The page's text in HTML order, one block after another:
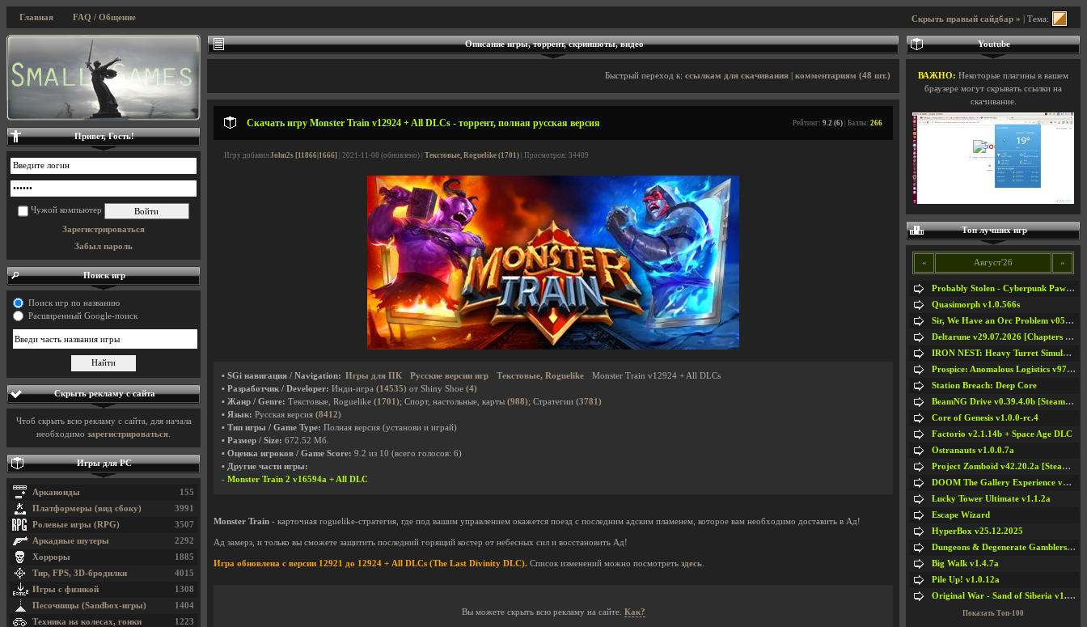
Скрыть правый сайдбар » | Тема:
Главная FAQ / Общение
Описание игры, торрент, скриншоты, видео
Быстрый переход к: ссылкам для скачивания комментариям (48 шт.)
Скачать игру Monster Train v12924 + All DLCs - торрент, полная русская версия Рейтинг: 9.2 (6) | Баллы: 266
Игру добавил John2s [11866|1666] | 2021-11-08 (обновлено) | Текстовые, Roguelike (1701) | Просмотров: 34409
• SGi навигация / Navigation: Игры для ПК Русские версии игр Текстовые, Roguelike
Monster Train v12924 + All DLCs
• Разработчик / Developer: Инди-игра (14535) от Shiny Shoe (4)
• Жанр / Genre: Текстовые, Roguelike (1701); Спорт, настольные, карты (988); Стратегии (3781)
• Язык: Русская версия (8412)
• Тип игры / Game Type: Полная версия (установи и играй)
• Размер / Size: 672.52 Мб.
• Оценка игроков / Game Score: 9.2 из 10 (всего голосов: 6)
• Другие части игры:
- Monster Train 2 v16594a + All DLC
Monster Train - карточная roguelike-стратегия, где под вашим управлением окажется поезд с последним адским пламенем, которое вам необходимо доставить в Ад!
Ад замерз, и только вы сможете защитить последний горящий костер от небесных сил и восстановить Ад!
Игра обновлена с версии 12921 до 12924 + All DLCs (The Last Divinity DLC). Список изменений можно посмотреть здесь
Вы можете скрыть всю рекламу на сайте. Как?
Привет, Гость!
Чужой компьютер
Зарегистрироваться
Забыл пароль
Поиск игр
Поиск игр по названию
Расширенный Google-поиск
Скрыть рекламу с сайта
Чтоб скрыть всю рекламу с сайта, для начала
необходимо зарегистрироваться
Игры для PC
155
Арканоиды
3991
Платформеры (вид сбоку)
3507
Ролевые игры (RPG)
2292
Аркадные шутеры
1885
Хорроры
4015
Тир, FPS, 3D-бродилки
1308
Игры с физикой
1404
Песочницы (Sandbox-игры)
1223
Техника на колесах, гонки
Youtube
ВАЖНО: Некоторые плагины в вашем
браузере могут скрывать ссылки на
скачивание.
Топ лучших игр
« Август'26 »
Probably Stolen - Cyberpunk Pawnshop Simulator v048c [Playtest]
Quasimorph v1.0.566s
Sir, We Have an Orc Problem v05.08.2026
Deltarune v29.07.2026 [Chapters 1-5] / + RUS [Chapters 1-5]
IRON NEST: Heavy Turret Simulator v1.0a
Prospice: Anomalous Logistics v97 [Playtest]
Station Breach: Deep Core
BeamNG Drive v0.39.4.0b [Steam Early Access]
Core of Genesis v1.0.0-rc.4
Factorio v2.1.14b + Space Age DLC
Ostranauts v1.0.0.7a
Project Zomboid v42.20.2a [Steam Early Access]
DOOM The Gallery Experience v1.4.2
Lucky Tower Ultimate v1.1.2a
Escape Wizard
HyperBox v25.12.2025
Dungeons & Degenerate Gamblers v2.0.2a
Big Walk v1.4.7a
Pile Up! v1.0.12a
Original War - Sand of Siberia v1.6.30
Показать Топ-100